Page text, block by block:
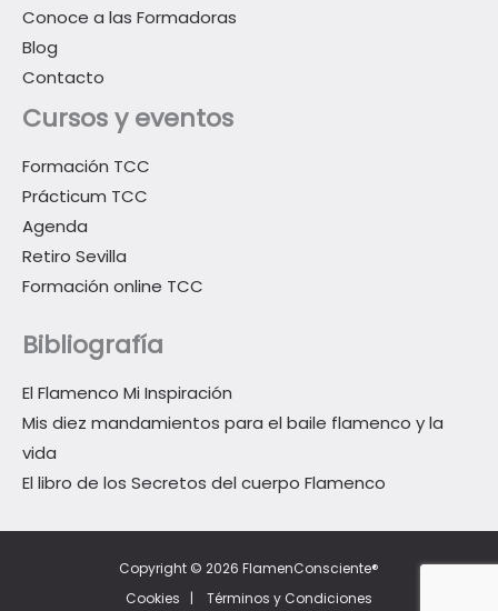
Conoce a las Formadoras
Blog
Contacto
Cursos y eventos
Formación TCC
Prácticum TCC
Agenda
Retiro Sevilla
Formación online TCC
Bibliografía
El Flamenco Mi Inspiración
Mis diez mandamientos para el baile flamenco y la
vida
El libro de los Secretos del cuerpo Flamenco
Copyright © 2026 FlamenConsciente®
Cookies | Términos y Condiciones